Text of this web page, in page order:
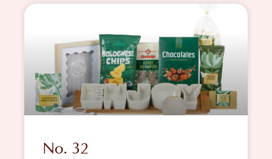
No. 32